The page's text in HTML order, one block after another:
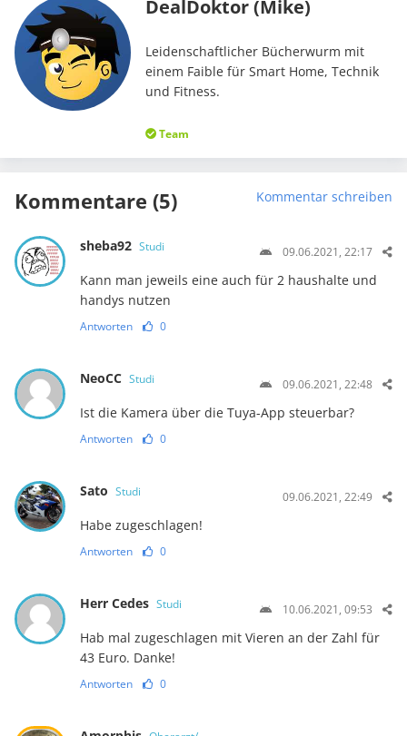
DealDoktor (Mike)
Leidenschaftlicher Bücherwurm mit
einem Faible für Smart Home, Technik
und Fitness.
Team
Kommentare (5) Kommentar schreiben
sheba92 Studi 09.06.2021, 22:17
Kann man jeweils eine auch für 2 haushalte und
handys nutzen
Antworten 0
NeoCC Studi 09.06.2021, 22:48
Ist die Kamera über die Tuya-App steuerbar?
Antworten 0
Sato Studi 09.06.2021, 22:49
Habe zugeschlagen!
Antworten 0
Herr Cedes Studi 10.06.2021, 09:53
Hab mal zugeschlagen mit Vieren an der Zahl für
43 Euro. Danke!
Antworten 0